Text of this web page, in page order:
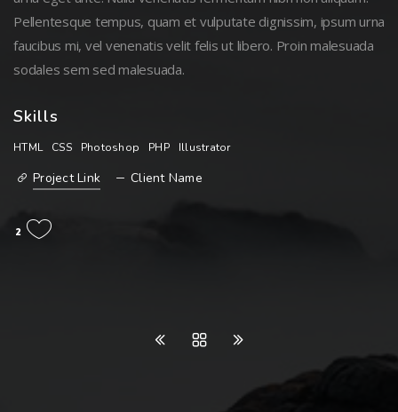
Pellentesque tempus, quam et vulputate dignissim, ipsum urna
faucibus mi, vel venenatis velit felis ut libero. Proin malesuada
sodales sem sed malesuada.
Skills
HTML CSS Photoshop PHP Illustrator
Project Link Client Name
2